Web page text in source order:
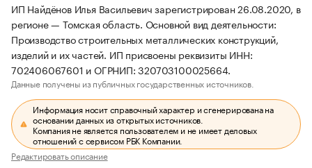
ИП Найдёнов Илья Васильевич зарегистрирован 26.08.2020, в
регионе — Томская область. Основной вид деятельности:
Производство строительных металлических конструкций,
изделий и их частей. ИП присвоены реквизиты ИНН:
702406067601 и ОГРНИП: 320703100025664.
Данные получены из публичных государственных источников.
Информация носит справочный характер и сгенерирована на
основании данных из открытых источников.
Компания не является пользователем и не имеет деловых
отношений с сервисом РБК Компании.
Редактировать описание